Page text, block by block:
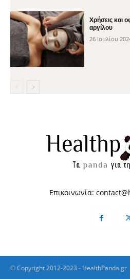
Χρήσεις και
αργίλου
26 Ιουλίου
Επικοινωνία:
© Copyright 2012-2023 - HealthPanda.gr